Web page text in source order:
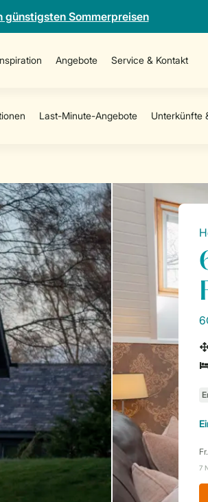
Sommerpreisen
Angebote Service & Kontakt